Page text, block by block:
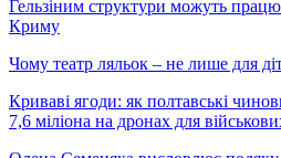
Гельзіним структури можуть
Криму
Чому театр ляльок – не лише для
Криваві ягоди: як полтавські
7,6 міліона на дронах для